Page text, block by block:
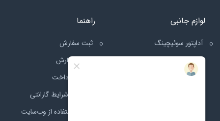
لوازم جانبی
آداپتور سوئیچینگ
راهنما
ثبت سفارش
ارسال سفارش
قوانین پرداخت
قوانین و شرایط گارانتی
قوانین استفاده از وب‌سایت